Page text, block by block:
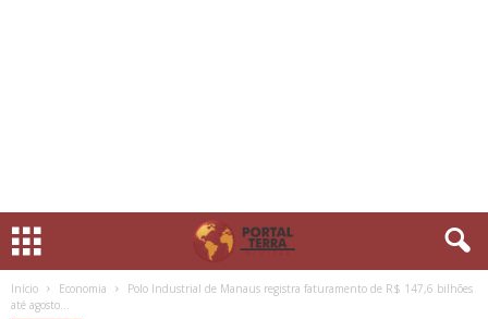
Início Economia
Polo Industrial de Manaus registra faturamento de R$ 147,6 bilhões
até agosto...